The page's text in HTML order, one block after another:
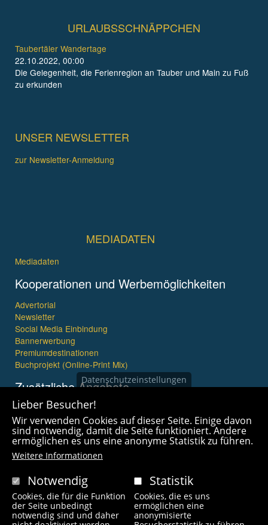
URLAUBSSCHNÄPPCHEN
Taubertäler Wandertage
22.10.2022, 00:00
Die Gelegenheit, die Ferienregion an Tauber und Main zu Fuß
zu erkunden
UNSER NEWSLETTER
zur Newsletter-Anmeldung
MEDIADATEN
Mediadaten
Kooperationen und Werbemöglichkeiten
Advertorial
Newsletter
Social Media Einbindung
Bannerwerbung
Premiumdestinationen
Buchprojekt (Online-Print Mix)
Zusätzliche Angebote
Imagefilme und mehr
360° x 360° Fotografie
Copyright © 2021 wanderfreak.de. Alle Rechte vorbehalten.
Datenschutzeinstellungen
Lieber Besucher!
Wir verwenden Cookies auf dieser Seite. Einige davon
sind notwendig, damit die Seite funktioniert. Andere
ermöglichen es uns eine anonyme Statistik zu führen.
Weitere Informationen
Notwendig
Cookies, die für die Funktion
der Seite unbedingt
notwendig sind und daher
Statistik
Cookies, die es uns
ermöglichen eine
anonymisierte